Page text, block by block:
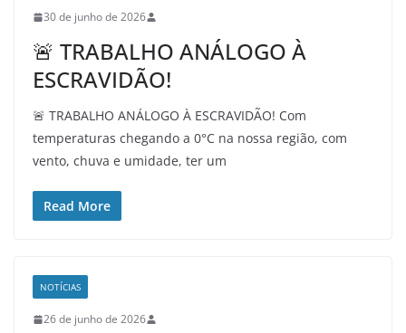
30 de junho de 2026
🚨 TRABALHO ANÁLOGO À
ESCRAVIDÃO!
🚨 TRABALHO ANÁLOGO À ESCRAVIDÃO! Com
temperaturas chegando a 0°C na nossa região, com
vento, chuva e umidade, ter um
Read More
NOTÍCIAS
26 de junho de 2026